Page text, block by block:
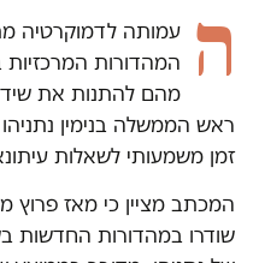
ה עמותה לדמוקרטיה
מהם להתנות את
ראש הממשלה בנימין
זמן משמעותי לשאלות
המכתב מציין כי מאז פרוץ